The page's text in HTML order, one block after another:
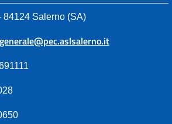
84124 Salerno (SA)